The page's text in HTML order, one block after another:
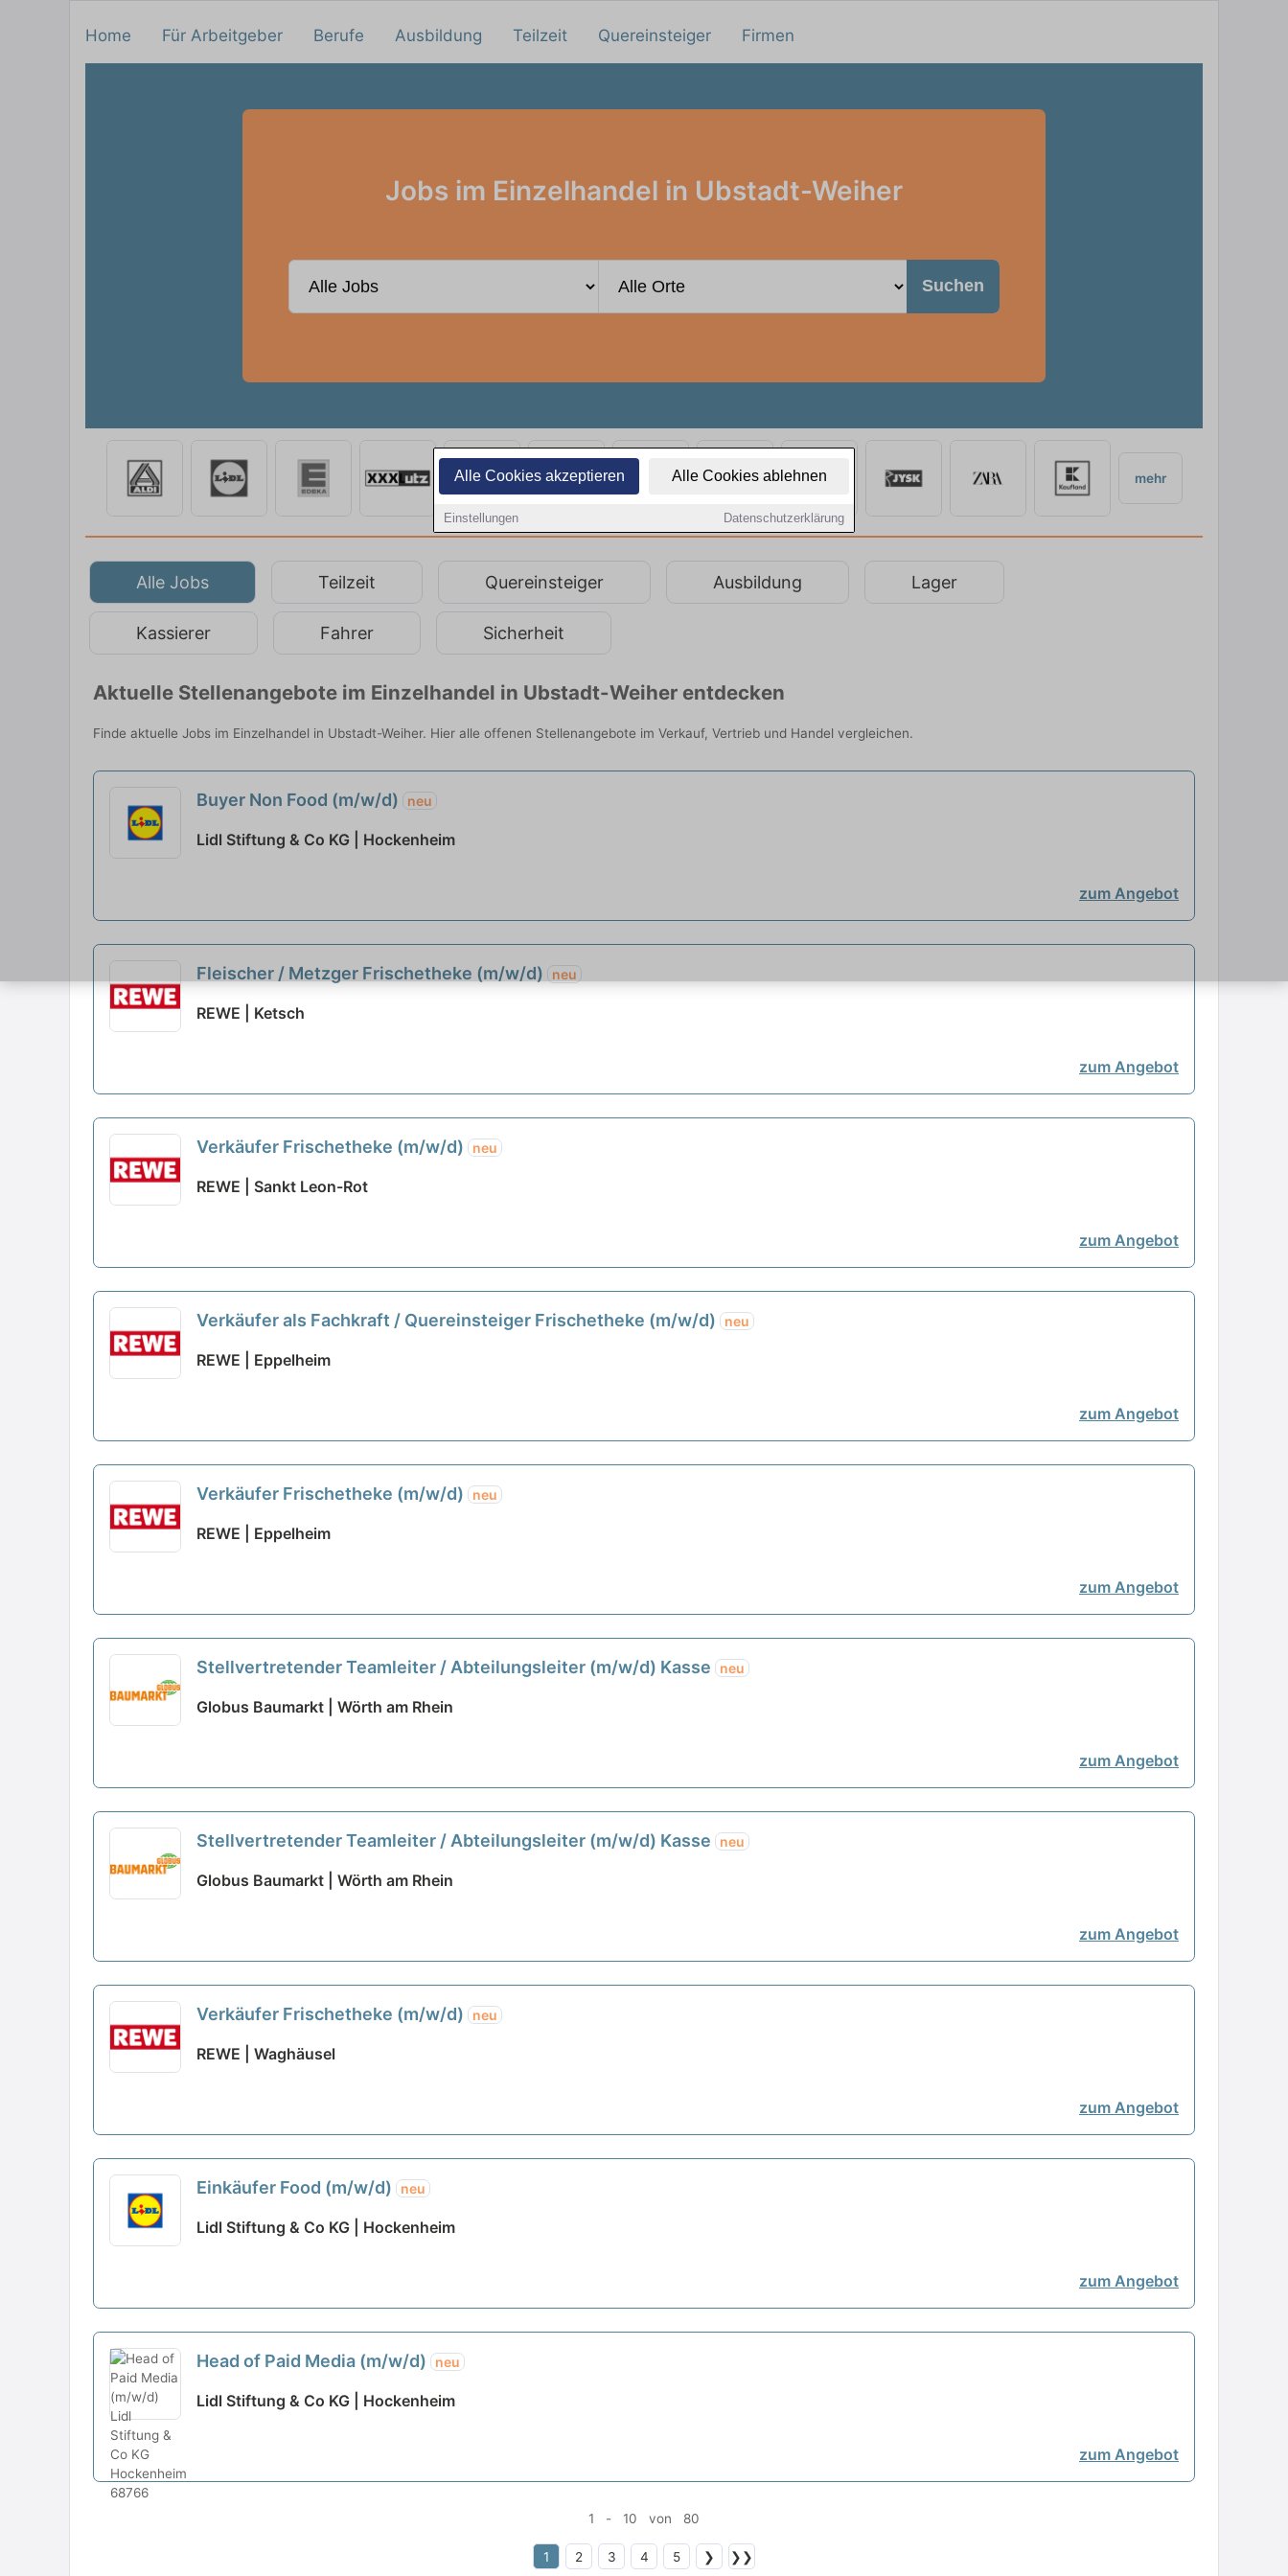
Alle Cookies akzeptieren Alle Cookies ablehnen
Einstellungen Datenschutzerklärung
Home Für Arbeitgeber Berufe Ausbildung Teilzeit Quereinsteiger Firmen
Jobs im Einzelhandel in Ubstadt-Weiher
Suchen
mehr
Alle Jobs Teilzeit Quereinsteiger Ausbildung Lager
Kassierer Fahrer Sicherheit
Aktuelle Stellenangebote im Einzelhandel in Ubstadt-Weiher entdecken
Finde aktuelle Jobs im Einzelhandel in Ubstadt-Weiher. Hier alle offenen Stellenangebote im Verkauf, Vertrieb und Handel vergleichen.
Buyer Non Food (m/w/d) neu
Lidl Stiftung & Co KG | Hockenheim
zum Angebot
Fleischer / Metzger Frischetheke (m/w/d) neu
REWE | Ketsch
zum Angebot
Verkäufer Frischetheke (m/w/d) neu
REWE | Sankt Leon-Rot
zum Angebot
Verkäufer als Fachkraft / Quereinsteiger Frischetheke (m/w/d) neu
REWE | Eppelheim
zum Angebot
Verkäufer Frischetheke (m/w/d) neu
REWE | Eppelheim
zum Angebot
Stellvertretender Teamleiter / Abteilungsleiter (m/w/d) Kasse neu
Globus Baumarkt | Wörth am Rhein
zum Angebot
Stellvertretender Teamleiter / Abteilungsleiter (m/w/d) Kasse neu
Globus Baumarkt | Wörth am Rhein
zum Angebot
Verkäufer Frischetheke (m/w/d) neu
REWE | Waghäusel
zum Angebot
Einkäufer Food (m/w/d) neu
Lidl Stiftung & Co KG | Hockenheim
zum Angebot
Head of Paid Media (m/w/d) neu
Lidl Stiftung & Co KG | Hockenheim
zum Angebot
1 - 10 von 80
1 2 3 4 5 ❯ ❯❯